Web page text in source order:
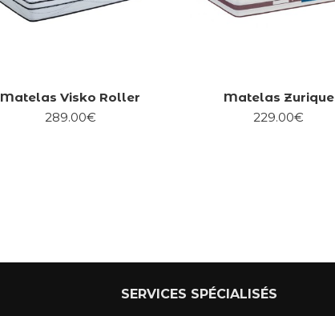
Matelas Visko Roller
289.00€
Matelas Zurique
229.00€
SERVICES SPÉCIALISÉS